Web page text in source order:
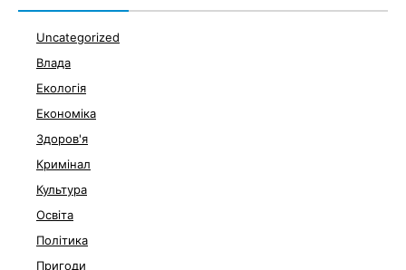
Uncategorized
Влада
Екологія
Економіка
Здоров'я
Кримінал
Культура
Освіта
Політика
Пригоди